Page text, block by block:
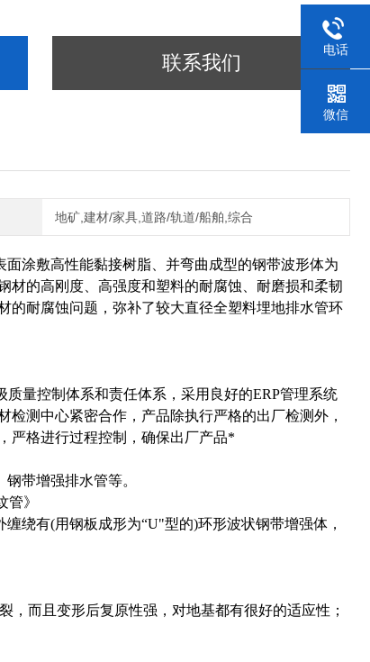
联系我们
地矿,建材/家具,道路/轨道/船舶,综合
涂敷高性能黏接树脂、并弯曲成型的钢带波形体为
材的高刚度、高强度和塑料的耐腐蚀、耐磨损和柔韧
的耐腐蚀问题，弥补了较大直径全塑料埋地排水管环
质量控制体系和责任体系，采用良好的ERP管理系统
测中心紧密合作，产品除执行严格的出厂检测外，
严格进行过程控制，确保出厂产品*
带增强排水管等。
》
绕有(用钢板成形为“U"型的)环形波状钢带增强体，
而且变形后复原性强，对地基都有很好的适应性；
电话
微信